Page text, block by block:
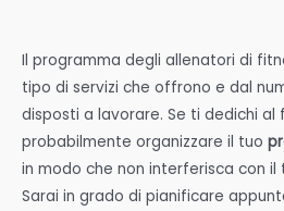
Il programma degli allenatori di
tipo di servizi che offrono e dal
disposti a lavorare. Se ti dedichi al
probabilmente organizzare il tuo
in modo che non interferisca con il
Sarai in grado di pianificare